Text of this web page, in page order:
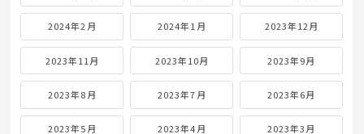
2024年2月 2024年1月 2023年12月
2023年11月 2023年10月 2023年9月
2023年8月 2023年7月 2023年6月
2023年5月 2023年4月 2023年3月